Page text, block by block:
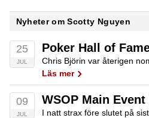
Nyheter om Scotty Nguyen
25
JUL
Poker Hall of
Läs mer
09
JUL
WSOP Main Event